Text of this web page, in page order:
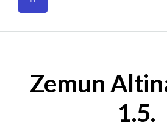
Zemun
1.5.